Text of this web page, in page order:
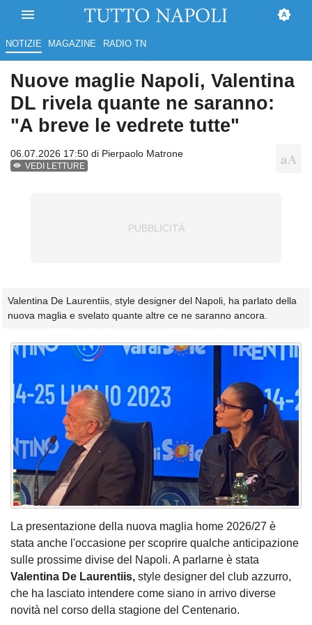
NOTIZIE MAGAZINE RADIO TN
Nuove maglie Napoli, Valentina
DL rivela quante ne saranno:
"A breve le vedrete tutte"
06.07.2026 17:50 di Pierpaolo Matrone
VEDI LETTURE
Valentina De Laurentiis, style designer del Napoli, ha parlato della
nuova maglia e svelato quante altre ce ne saranno ancora.
La presentazione della nuova maglia home 2026/27 è
stata anche l'occasione per scoprire qualche anticipazione
sulle prossime divise del Napoli. A parlarne è stata
Valentina De Laurentiis, style designer del club azzurro,
che ha lasciato intendere come siano in arrivo diverse
novità nel corso della stagione del Centenario.